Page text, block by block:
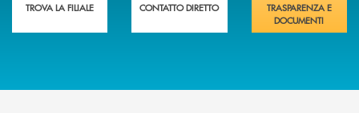
TROVA LA FILIALE CONTATTO DIRETTO
TRASPARENZA E
DOCUMENTI